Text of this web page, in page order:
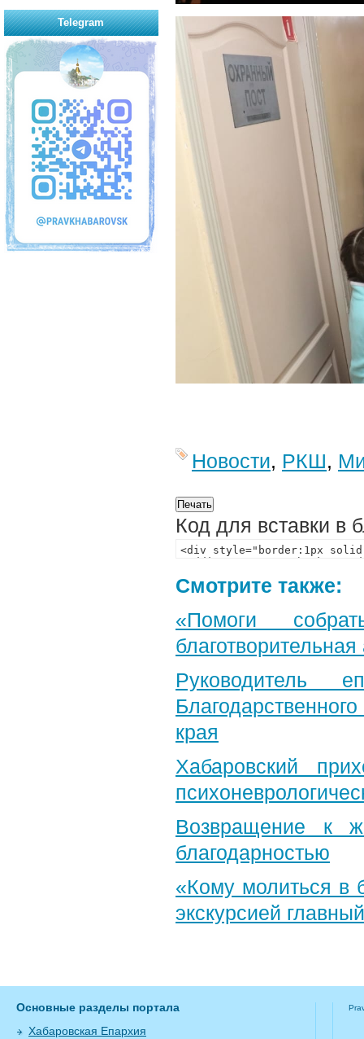
Новости, РКШ,
Код для вставки в
Смотрите также:
«Помоги
Руководитель
края
Хабаровский
Возвращение к
благодарностью
«Кому молиться в
экскурсией
Telegram
Основные разделы портала
Хабаровская Епархия